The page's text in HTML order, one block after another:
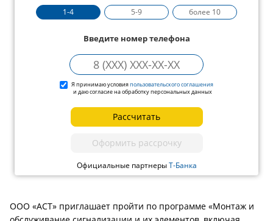
1-4 5-9 более 10
Введите номер телефона
Я принимаю условияпользовательского соглашения
и даю согласие на обработку персональных данных
Рассчитать
Оформить рассрочку
Официальные партнерыТ-Банка
ООО «АСТ» приглашает пройти по программе «Монтаж и